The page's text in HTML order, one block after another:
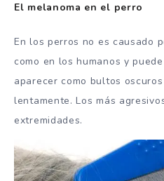
El melanoma en el perro
En los perros no es causado
como en los humanos y
aparecer como bultos
lentamente. Los más
extremidades.